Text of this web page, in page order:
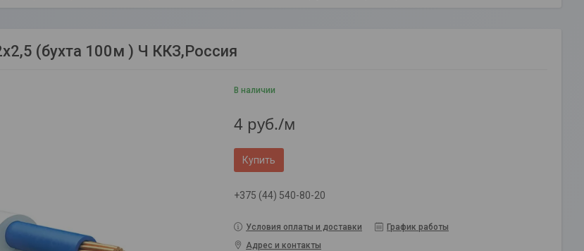
(бухта 100м ) Ч ККЗ,Россия
В наличии
4 руб./м
Купить
+375 (44) 540-80-20
Условия оплаты и доставки
График работы
Адрес и контакты